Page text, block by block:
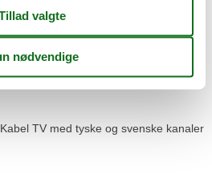
Kabel TV med tyske og svenske kanaler